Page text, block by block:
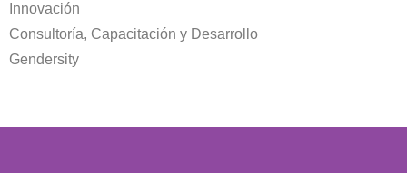
Innovación
Consultoría, Capacitación y Desarrollo
Gendersity